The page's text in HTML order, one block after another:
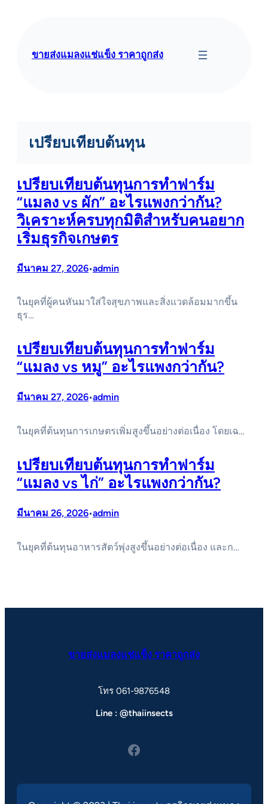
ขายส่งแมลงแช่แข็ง ราคาถูกส่ง
เปรียบเทียบต้นทุน
เปรียบเทียบต้นทุนการทำฟาร์ม
“แมลง vs ผัก” อะไรแพงกว่ากัน?
วิเคราะห์ครบทุกมิติสำหรับคนอยาก
เริ่มธุรกิจเกษตร
มีนาคม 27, 2026•admin
ในยุคที่ผู้คนหันมาใส่ใจสุขภาพและสิ่งแวดล้อมมากขึ้น
ธุร…
เปรียบเทียบต้นทุนการทำฟาร์ม
“แมลง vs หมู” อะไรแพงกว่ากัน?
มีนาคม 27, 2026•admin
ในยุคที่ต้นทุนการเกษตรเพิ่มสูงขึ้นอย่างต่อเนื่อง โดยเฉ…
เปรียบเทียบต้นทุนการทำฟาร์ม
“แมลง vs ไก่” อะไรแพงกว่ากัน?
มีนาคม 26, 2026•admin
ในยุคที่ต้นทุนอาหารสัตว์พุ่งสูงขึ้นอย่างต่อเนื่อง และก…
ขายส่งแมลงแช่แข็ง ราคาถูกส่ง
โทร 061-9876548
Line : @thaiinsects
Facebook